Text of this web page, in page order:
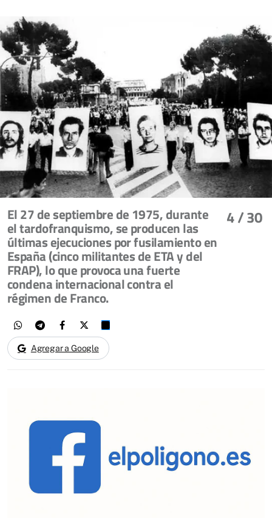
4/ 30
El 27 de septiembre de 1975, durante
el tardofranquismo, se producen las
últimas ejecuciones por fusilamiento en
España (cinco militantes de ETA y del
FRAP), lo que provoca una fuerte
condena internacional contra el
régimen de Franco.
Agregar a Google